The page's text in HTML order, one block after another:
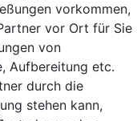
vorkommen,
vor Ort für Sie
von
Aufbereitung etc.
durch die
stehen kann,